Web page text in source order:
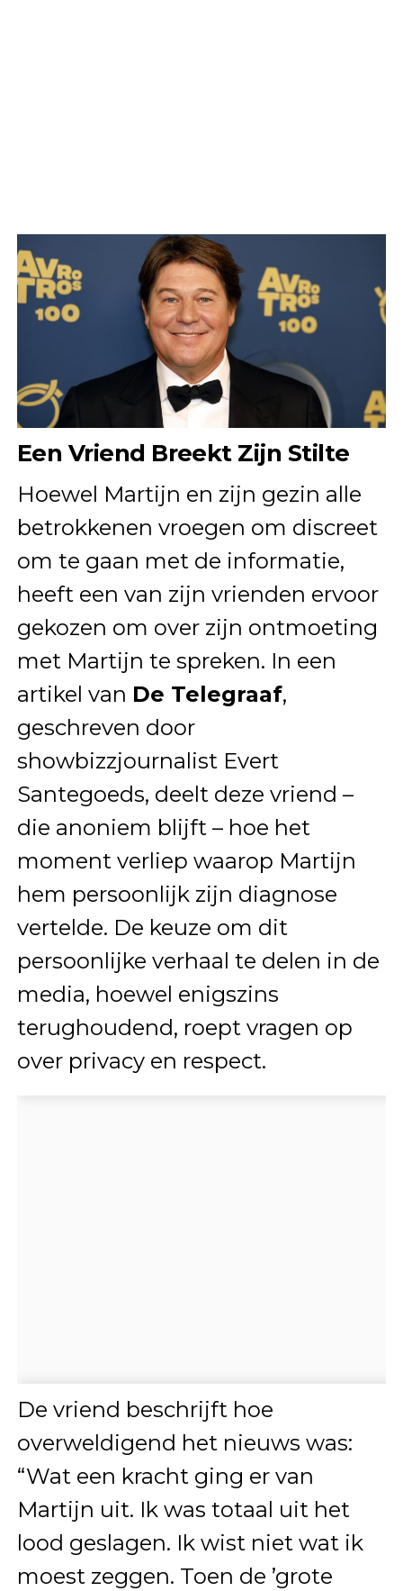
Een Vriend Breekt Zijn Stilte
Hoewel Martijn en zijn gezin alle
betrokkenen vroegen om discreet
om te gaan met de informatie,
heeft een van zijn vrienden ervoor
gekozen om over zijn ontmoeting
met Martijn te spreken. In een
artikel van De Telegraaf,
geschreven door
showbizzjournalist Evert
Santegoeds, deelt deze vriend –
die anoniem blijft – hoe het
moment verliep waarop Martijn
hem persoonlijk zijn diagnose
vertelde. De keuze om dit
persoonlijke verhaal te delen in de
media, hoewel enigszins
terughoudend, roept vragen op
over privacy en respect.
De vriend beschrijft hoe
overweldigend het nieuws was:
“Wat een kracht ging er van
Martijn uit. Ik was totaal uit het
lood geslagen. Ik wist niet wat ik
moest zeggen. Toen de ’grote